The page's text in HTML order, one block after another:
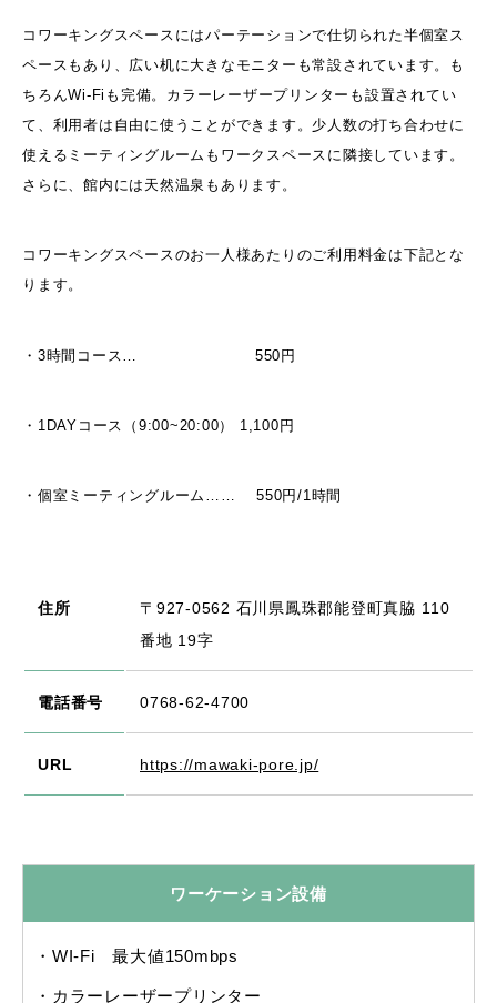
コワーキングスペースにはパーテーションで仕切られた半個室ス
ペースもあり、広い机に大きなモニターも常設されています。も
ちろんWi-Fiも完備。カラーレーザープリンターも設置されてい
て、利用者は自由に使うことができます。少人数の打ち合わせに
使えるミーティングルームもワークスペースに隣接しています。
さらに、館内には天然温泉もあります。
コワーキングスペースのお一人様あたりのご利用料金は下記とな
ります。
・3時間コース… 550円
・1DAYコース（9:00~20:00） 1,100円
・個室ミーティングルーム…… 550円/1時間
住所
〒927-0562 石川県鳳珠郡能登町真脇 110
番地 19字
電話番号 0768-62-4700
URL https://mawaki-pore.jp/
ワーケーション設備
WI-Fi 最大値150mbps
カラーレーザープリンター